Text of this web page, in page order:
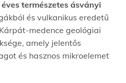
természetes ásványi
és vulkanikus eredetű
medence geológiai
amely jelentős
és hasznos mikroelemet